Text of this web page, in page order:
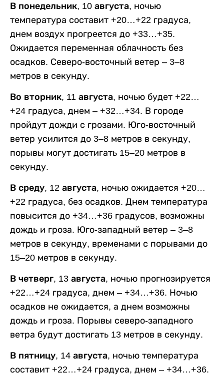
В понедельник, 10 августа, ночью
температура составит +20…+22 градуса,
днем воздух прогреется до +33…+35.
Ожидается переменная облачность без
осадков. Северо-восточный ветер – 3–8
метров в секунду.
Во вторник, 11 августа, ночью будет +22…
+24 градуса, днем – +32…+34. В городе
пройдут дожди с грозами. Юго-восточный
ветер усилится до 3–8 метров в секунду,
порывы могут достигать 15–20 метров в
секунду.
В среду, 12 августа, ночью ожидается +20…
+22 градуса, без осадков. Днем температура
повысится до +34…+36 градусов, возможны
дождь и гроза. Юго-западный ветер – 3–8
метров в секунду, временами с порывами до
15–20 метров в секунду.
В четверг, 13 августа, ночью прогнозируется
+22…+24 градуса, днем – +34…+36. Ночью
осадков не ожидается, а днем возможны
дождь и гроза. Порывы северо-западного
ветра будут достигать 13 метров в секунду.
В пятницу, 14 августа, ночью температура
составит +22…+24 градуса, днем – +34…+36.